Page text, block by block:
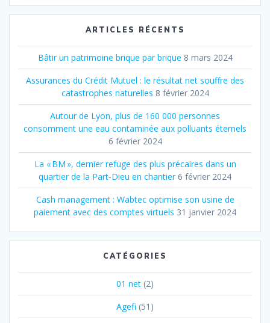
:
ARTICLES RÉCENTS
Bâtir un patrimoine brique par brique 8 mars 2024
Assurances du Crédit Mutuel : le résultat net souffre des
catastrophes naturelles 8 février 2024
Autour de Lyon, plus de 160 000 personnes
consomment une eau contaminée aux polluants éternels
6 février 2024
La « BM », dernier refuge des plus précaires dans un
quartier de la Part‐Dieu en chantier 6 février 2024
Cash management : Wabtec optimise son usine de
paiement avec des comptes virtuels 31 janvier 2024
CATÉGORIES
01 net (2)
Agefi (51)